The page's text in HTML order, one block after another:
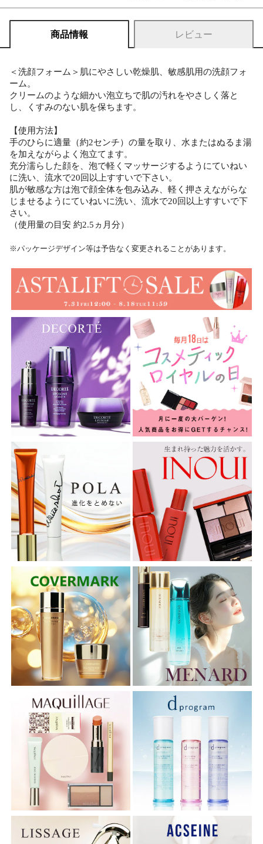
商品情報 レビュー
＜洗顔フォーム＞肌にやさしい乾燥肌、敏感肌用の洗顔フォ
ーム。
クリームのような細かい泡立ちで肌の汚れをやさしく落と
し、くすみのない肌を保ちます。
【使用方法】
手のひらに適量（約2センチ）の量を取り、水またはぬるま湯
を加えながらよく泡立てます。
充分濡らした顔を、泡で軽くマッサージするようにていねい
に洗い、流水で20回以上すすいで下さい。
肌が敏感な方は泡で顔全体を包み込み、軽く押さえながらな
じませるようにていねいに洗い、流水で20回以上すすいで下
さい。
（使用量の目安 約2.5ヵ月分）
※パッケージデザイン等は予告なく変更されることがあります。